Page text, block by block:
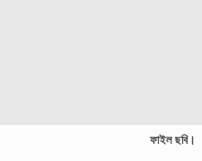
ফাইল ছবি।